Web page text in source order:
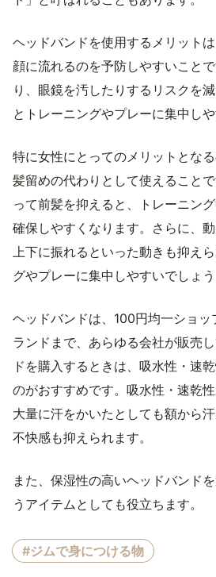
ヘッドバンドを使用するメリット
顔に流れるのを予防しやすいこと
り、眼鏡を汚したりするリスクを
とトレーニングやプレーに集中しや
特に女性にとってのメリットとな
髪留めの代わりとして使えること
って前髪を抑えると、トレーニン
確保しやすくなります。さらに、
上下に振れるといった動きも抑え
グやプレーに集中しやすいでしょう
ヘッドバンドは、100円均一ショ
ランドまで、あらゆる会社が販売
ドを購入するときは、吸水性・速
のがおすすめです。吸水性・速乾性
大量に汗をかいたとしても額から
不快感も抑えられます。
また、保湿性の高いヘッドバンド
うアイテムとしても役立ちます。
#ジムで身につける物